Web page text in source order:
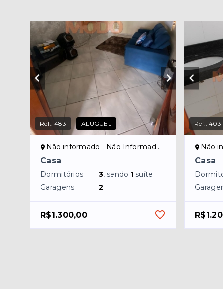
Ref.:483 ALUGUEL
Não informado - Não Informado/NI
Casa
Dormitórios 3, sendo 1 suíte
Garagens
2
R$1.300,00
Ref.:403
Não
Casa